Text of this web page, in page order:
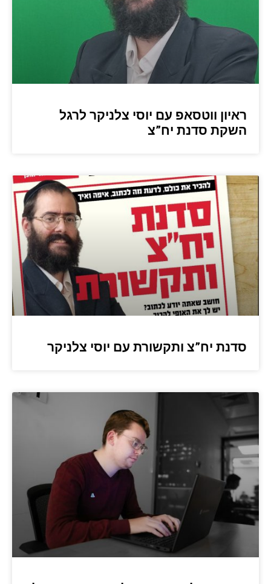
ראיון ווטסאפ עם יוסי צלניקר לרגל
השקת סדנת יח”צ
סדנת יח”צ ותקשורת עם יוסי צלניקר